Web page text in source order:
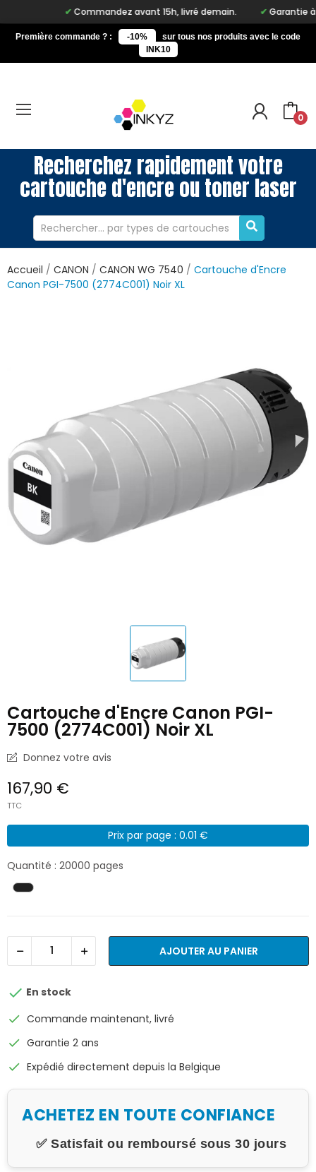
Commandez avant 15h, livré demain. Garantie à
Première commande ? : -10%
sur tous nos produits avec le code
INK10
0
Recherchez rapidement votre
cartouche d'encre ou toner laser
Accueil CANON CANON WG 7540
Cartouche d'Encre
Canon PGI-7500 (2774C001) Noir XL
Cartouche d'Encre Canon PGI-
7500 (2774C001) Noir XL
Donnez votre avis
167,90 €
TTC
Prix par page : 0.01 €
Quantité : 20000 pages
AJOUTER AU PANIER
 En stock
check Commande maintenant, livré
check Garantie 2 ans
check Expédié directement depuis la Belgique
ACHETEZ EN TOUTE CONFIANCE
✅ Satisfait ou remboursé sous 30 jours